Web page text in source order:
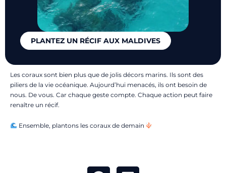
PLANTEZ UN RÉCIF AUX MALDIVES
Les coraux sont bien plus que de jolis décors marins. Ils sont des
piliers de la vie océanique. Aujourd’hui menacés, ils ont besoin de
nous. De vous. Car chaque geste compte. Chaque action peut faire
renaître un récif.
Ensemble, plantons les coraux de demain